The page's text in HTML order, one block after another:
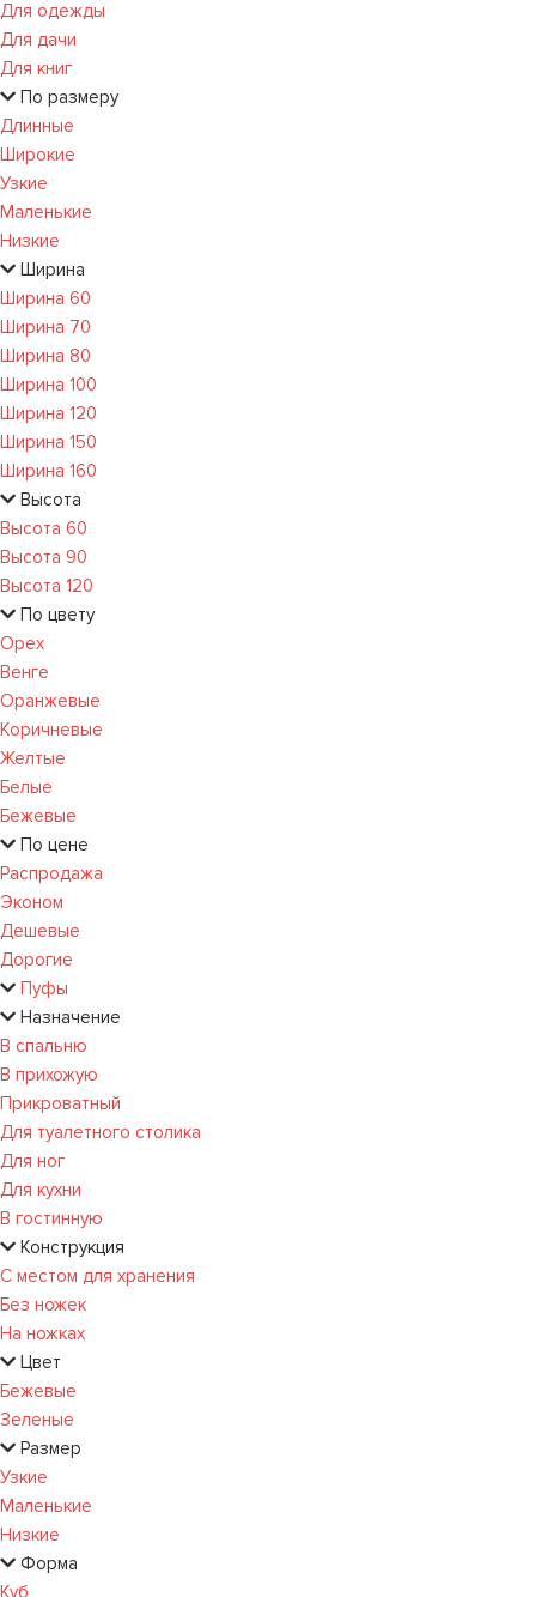
Для одежды
Для дачи
Для книг
По размеру
Длинные
Широкие
Узкие
Маленькие
Низкие
Ширина
Ширина 60
Ширина 70
Ширина 80
Ширина 100
Ширина 120
Ширина 150
Ширина 160
Высота
Высота 60
Высота 90
Высота 120
По цвету
Орех
Венге
Оранжевые
Коричневые
Желтые
Белые
Бежевые
По цене
Распродажа
Эконом
Дешевые
Дорогие
Пуфы
Назначение
В спальню
В прихожую
Прикроватный
Для туалетного столика
Для ног
Для кухни
В гостинную
Конструкция
С местом для хранения
Без ножек
На ножках
Цвет
Бежевые
Зеленые
Размер
Узкие
Маленькие
Низкие
Форма
Куб